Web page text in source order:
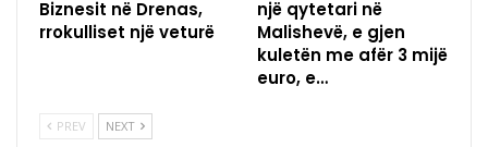
Biznesit në Drenas,
rrokulliset një veturë
një qytetari në
Malishevë, e gjen
kuletën me afër 3 mijë
euro, e…
PREV NEXT